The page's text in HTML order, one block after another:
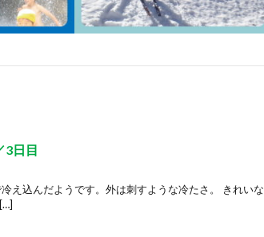
3日目
え込んだようです。外は刺すような冷たさ。 きれいな